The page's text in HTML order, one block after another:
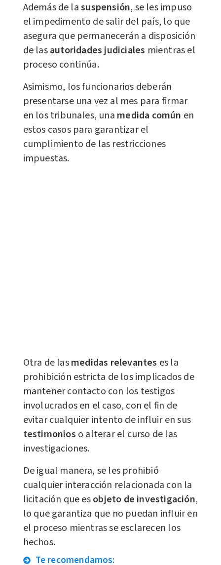
Además de lasuspensión, se les impuso
el impedimento de salir del país, lo que
asegura que permanecerán a disposición
de lasautoridades judiciales mientras el
proceso continúa.
Asimismo, los funcionarios deberán
presentarse una vez al mes para firmar
en los tribunales, una medida común en
estos casos para garantizar el
cumplimiento de las restricciones
impuestas.
Otra de lasmedidas relevantes es la
prohibición estricta de los implicados de
mantener contacto con los testigos
involucrados en el caso, con el fin de
evitar cualquier intento de influir en sus
testimonios o alterar el curso de las
investigaciones.
De igual manera, se les prohibió
cualquier interacción relacionada con la
licitación que esobjeto de investigación,
lo que garantiza que no puedan influir en
el proceso mientras se esclarecen los
hechos.
Te recomendamos: